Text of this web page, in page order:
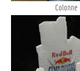
Colonne